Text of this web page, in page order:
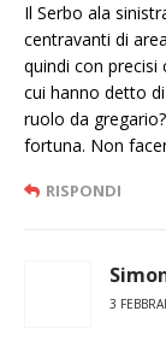
Il Serbo ala
centravanti di
quindi con precisi
cui hanno detto
ruolo da
fortuna. Non
RISPONDI
3